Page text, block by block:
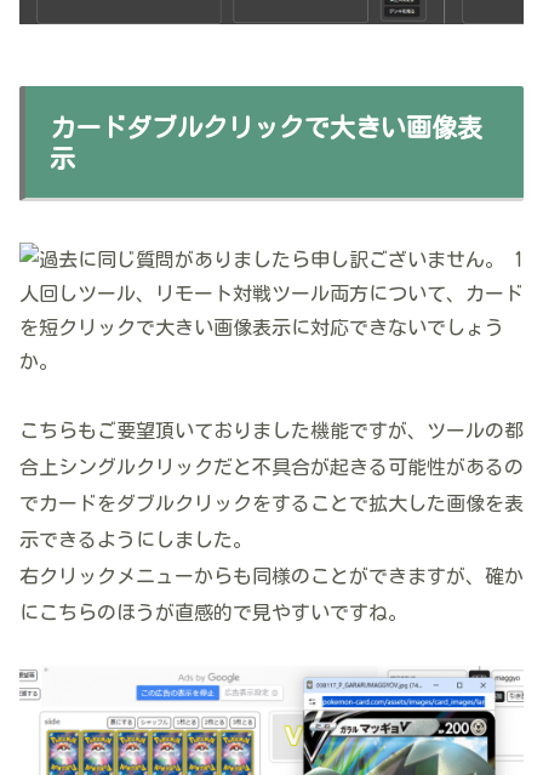
カードダブルクリックで大きい画像表
示
こちらもご要望頂いておりました機能ですが、ツールの都
合上シングルクリックだと不具合が起きる可能性があるの
でカードをダブルクリックをすることで拡大した画像を表
示できるようにしました。
右クリックメニューからも同様のことができますが、確か
にこちらのほうが直感的で見やすいですね。